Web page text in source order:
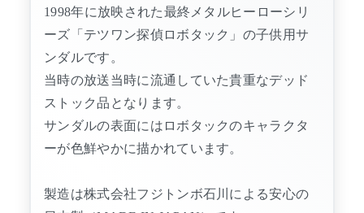
1998年に放映された最終メタルヒーローシリ
ーズ「テツワン探偵ロボタック」の子供用サ
ンダルです。
当時の放送当時に流通していた貴重なデッド
ストック品となります。
サンダルの表面にはロボタックのキャラクタ
ーが色鮮やかに描かれています。
製造は株式会社フジトンボ石川による安心の